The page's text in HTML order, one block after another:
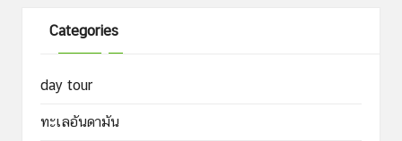
Categories
day tour
ทะเลอันดามัน